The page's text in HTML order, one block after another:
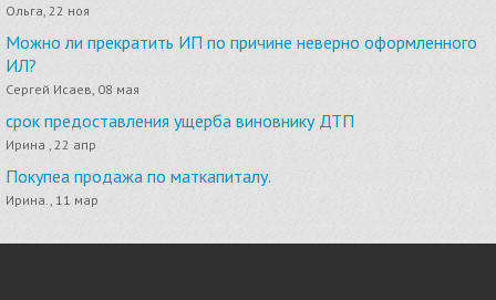
Ольга, 22 ноя
Можно ли прекратить ИП по причине неверно оформленного
ИЛ?
Сергей Исаев, 08 мая
срок предоставления ущерба виновнику ДТП
Ирина , 22 апр
Покупеа продажа по маткапиталу.
Ирина., 11 мар